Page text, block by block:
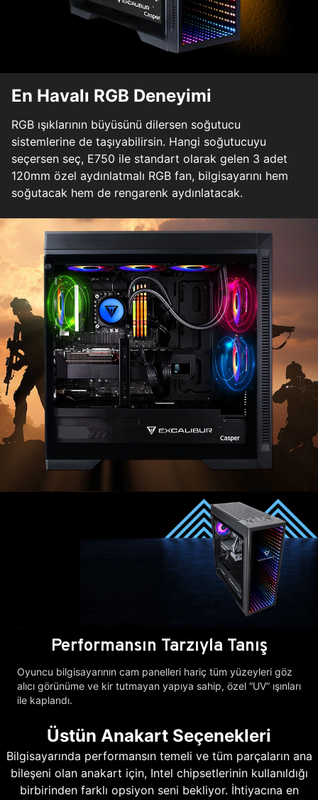
En Havalı RGB Deneyimi
RGB ışıklarının büyüsünü dilersen soğutucu
sistemlerine de taşıyabilirsin. Hangi soğutucuyu
seçersen seç, E750 ile standart olarak gelen 3 adet
120mm özel aydınlatmalı RGB fan, bilgisayarını hem
soğutacak hem de rengarenk aydınlatacak.
Performansın Tarzıyla Tanış
Oyuncu bilgisayarının cam panelleri hariç tüm yüzeyleri göz
alıcı görünüme ve kir tutmayan yapıya sahip, özel “UV” ışınları
ile kaplandı.
Üstün Anakart Seçenekleri
Bilgisayarında performansın temeli ve tüm parçaların ana
bileşeni olan anakart için, Intel chipsetlerinin kullanıldığı
birbirinden farklı opsiyon seni bekliyor. İhtiyacına en